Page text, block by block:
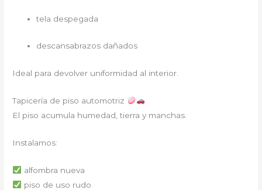
tela despegada
descansabrazos dañados
Ideal para devolver uniformidad al interior.
Tapicería de piso automotriz
El piso acumula humedad, tierra y manchas.
Instalamos:
alfombra nueva
piso de uso rudo